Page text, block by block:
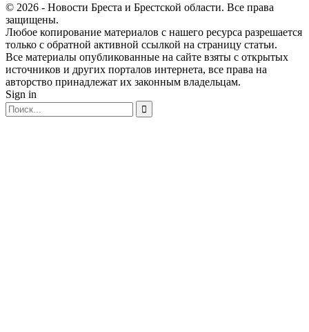
© 2026 - Новости Бреста и Брестской области. Все права
защищены.
Любое копирование материалов с нашего ресурса разрешается
только с обратной активной ссылкой на страницу статьи.
Все материалы опубликованные на сайте взяты с открытых
источников и других порталов интернета, все права на
авторство принадлежат их законным владельцам.
Sign in